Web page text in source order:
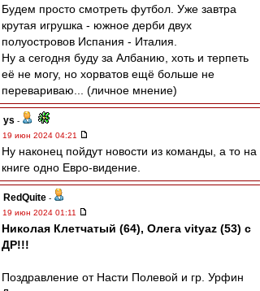
Будем просто смотреть футбол. Уже завтра
крутая игрушка - южное дерби двух
полуостровов Испания - Италия.
Ну а сегодня буду за Албанию, хоть и терпеть
её не могу, но хорватов ещё больше не
перевариваю... (личное мнение)
ys -
19 июн 2024 04:21
Ну наконец пойдут новости из команды, а то на
книге одно Евро-видение.
RedQuite -
19 июн 2024 01:11
Николая Клетчатый (64), Олега vityaz (53) с
ДР!!!
Поздравление от Насти Полевой и гр. Урфин